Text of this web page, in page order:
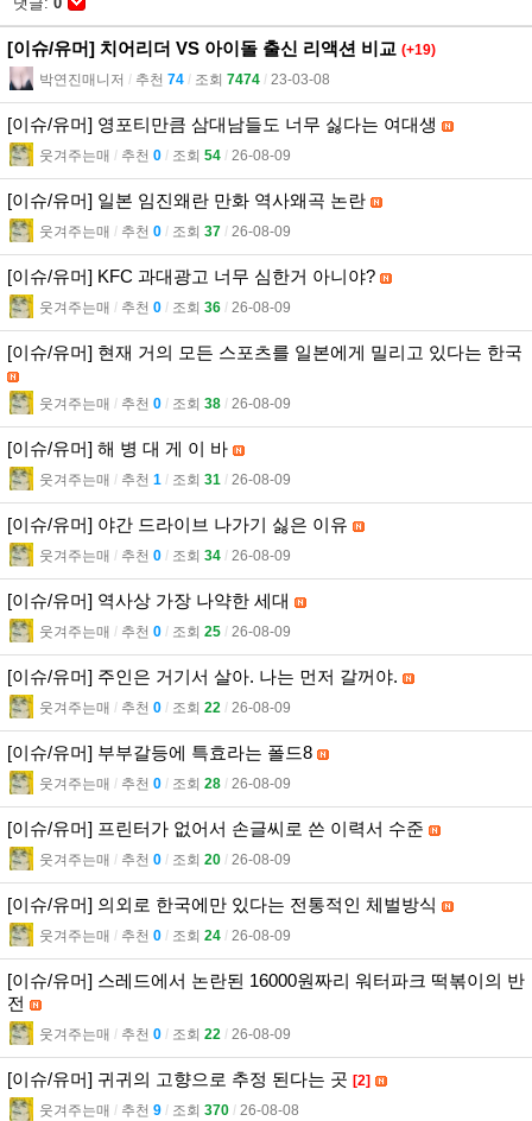
[이슈/유머] 치어리더 VS 아이돌 출신 리액션 비교 (+19)
박연진매니저 l 추천 74 l 조회 7474 l 23-03-08
[이슈/유머] 영포티만큼 삼대남들도 너무 싫다는 여대생
웃겨주는매 l 추천 0 l 조회 54 l 26-08-09
[이슈/유머] 일본 임진왜란 만화 역사왜곡 논란
웃겨주는매 l 추천 0 l 조회 37 l 26-08-09
[이슈/유머] KFC 과대광고 너무 심한거 아니야?
웃겨주는매 l 추천 0 l 조회 36 l 26-08-09
[이슈/유머] 현재 거의 모든 스포츠를 일본에게 밀리고 있다는 한국
웃겨주는매 l 추천 0 l 조회 38 l 26-08-09
[이슈/유머] 해 병 대 게 이 바
웃겨주는매 l 추천 1 l 조회 31 l 26-08-09
[이슈/유머] 야간 드라이브 나가기 싫은 이유
웃겨주는매 l 추천 0 l 조회 34 l 26-08-09
[이슈/유머] 역사상 가장 나약한 세대
웃겨주는매 l 추천 0 l 조회 25 l 26-08-09
[이슈/유머] 주인은 거기서 살아. 나는 먼저 갈꺼야.
웃겨주는매 l 추천 0 l 조회 22 l 26-08-09
[이슈/유머] 부부갈등에 특효라는 폴드8
웃겨주는매 l 추천 0 l 조회 28 l 26-08-09
[이슈/유머] 프린터가 없어서 손글씨로 쓴 이력서 수준
웃겨주는매 l 추천 0 l 조회 20 l 26-08-09
[이슈/유머] 의외로 한국에만 있다는 전통적인 체벌방식
웃겨주는매 l 추천 0 l 조회 24 l 26-08-09
[이슈/유머] 스레드에서 논란된 16000원짜리 워터파크 떡볶이의 반
전
웃겨주는매 l 추천 0 l 조회 22 l 26-08-09
[이슈/유머] 귀귀의 고향으로 추정 된다는 곳 [2]
웃겨주는매 l 추천 9 l 조회 370 l 26-08-08